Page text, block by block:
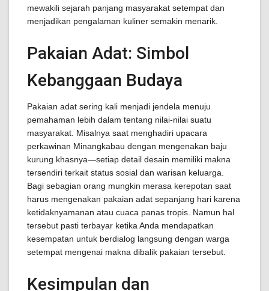
mewakili sejarah panjang masyarakat setempat dan
menjadikan pengalaman kuliner semakin menarik.
Pakaian Adat: Simbol
Kebanggaan Budaya
Pakaian adat sering kali menjadi jendela menuju
pemahaman lebih dalam tentang nilai-nilai suatu
masyarakat. Misalnya saat menghadiri upacara
perkawinan Minangkabau dengan mengenakan baju
kurung khasnya—setiap detail desain memiliki makna
tersendiri terkait status sosial dan warisan keluarga.
Bagi sebagian orang mungkin merasa kerepotan saat
harus mengenakan pakaian adat sepanjang hari karena
ketidaknyamanan atau cuaca panas tropis. Namun hal
tersebut pasti terbayar ketika Anda mendapatkan
kesempatan untuk berdialog langsung dengan warga
setempat mengenai makna dibalik pakaian tersebut.
Kesimpulan dan